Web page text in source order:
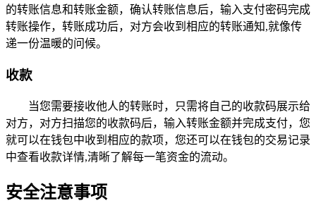
的转账信息和转账金额，确认转账信息后，输入支付密码完成
转账操作，转账成功后，对方会收到相应的转账通知,就像传
递一份温暖的问候。
收款
当您需要接收他人的转账时，只需将自己的收款码展示给
对方，对方扫描您的收款码后，输入转账金额并完成支付，您
就可以在钱包中收到相应的款项，您还可以在钱包的交易记录
中查看收款详情,清晰了解每一笔资金的流动。
安全注意事项